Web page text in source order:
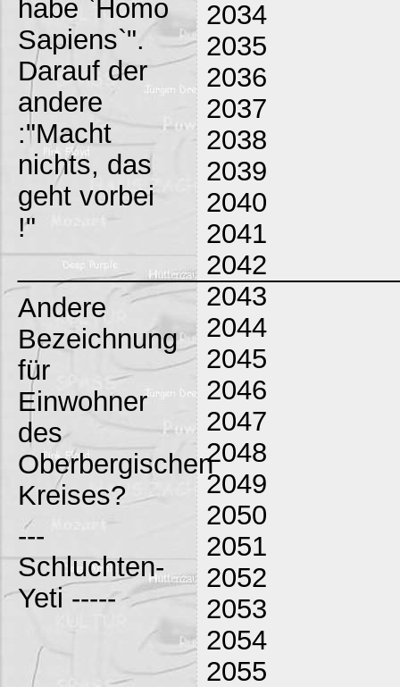
habe `Homo
Sapiens`".
Darauf der
andere
:"Macht
nichts, das
geht vorbei
!"
Andere
Bezeichnung
für
Einwohner
des
Oberbergischen
Kreises?
---
Schluchten-
Yeti -----
2034
2035
2036
2037
2038
2039
2040
2041
2042
2043
2044
2045
2046
2047
2048
2049
2050
2051
2052
2053
2054
2055